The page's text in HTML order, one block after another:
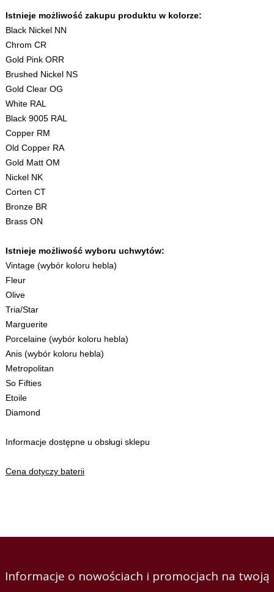
Istnieje możliwość zakupu produktu w kolorze:
Black Nickel NN
Chrom CR
Gold Pink ORR
Brushed Nickel NS
Gold Clear OG
White RAL
Black 9005 RAL
Copper RM
Old Copper RA
Gold Matt OM
Nickel NK
Corten CT
Bronze BR
Brass ON
Istnieje możliwość wyboru uchwytów:
Vintage (wybór koloru hebla)
Fleur
Olive
Tria/Star
Marguerite
Porcelaine (wybór koloru hebla)
Anis (wybór koloru hebla)
Metropolitan
So Fifties
Etoile
Diamond
Informacje dostępne u obsługi sklepu
Cena dotyczy baterii
Informacje o nowościach i promocjach na twoją